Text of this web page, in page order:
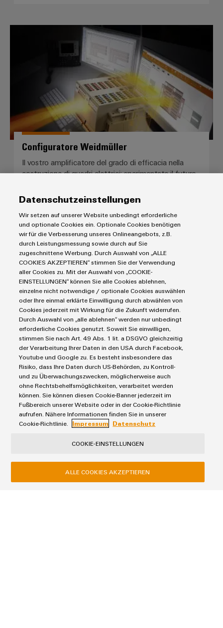
Configuratore Weidmüller
Configuratore Weidmüller
Il vostro amplificatore del grado di efficacia nella
costruzione di quadri elettrici: sperimentate il futuro
Weidmüller - disponibile come versione cloud o
download.
Workplace solutions
Workplace solutions
Ottimizzate i vostri processi di costruzione di quadri
elettrici con soluzioni perfettamente coordinate in
ogni fase della catena di produzione.
Datenschutzeinstellungen
Wir setzen auf unserer Website unbedingt erforderliche
und optionale Cookies ein. Optionale Cookies benötigen
wir für die Verbesserung unseres Onlineangebots, z.B.
durch Leistungsmessung sowie durch auf Sie
zugeschnittene Werbung. Durch Auswahl von „ALLE
COOKIES AKZEPTIEREN“ stimmen Sie der Verwendung
aller Cookies zu. Mit der Auswahl von „COOKIE-
EINSTELLUNGEN“ können Sie alle Cookies ablehnen,
einzelne nicht notwendige / optionale Cookies auswählen
oder Ihre einmal erklärte Einwilligung durch abwählen von
Cookies jederzeit mit Wirkung für die Zukunft widerrufen.
Durch Auswahl von „alle ablehnen“ werden nur unbedingt
erforderliche Cookies genutzt. Soweit Sie einwilligen,
stimmen Sie nach Art. 49 Abs. 1 lit. a DSGVO gleichzeitig
der Verarbeitung Ihrer Daten in den USA durch Facebook,
Youtube und Google zu. Es besteht insbesondere das
Risiko, dass Ihre Daten durch US-Behörden, zu Kontroll-
und zu Überwachungszwecken, möglicherweise auch
ohne Rechtsbehelfsmöglichkeiten, verarbeitet werden
können. Sie können diesen Cookie-Banner jederzeit im
Fußbereich unserer Website oder in der Cookie-Richtlinie
aufrufen. Nähere Informationen finden Sie in unserer
Cookie-Richtlinie.
Impressum Datenschutz
COOKIE-EINSTELLUNGEN
ALLE COOKIES AKZEPTIEREN